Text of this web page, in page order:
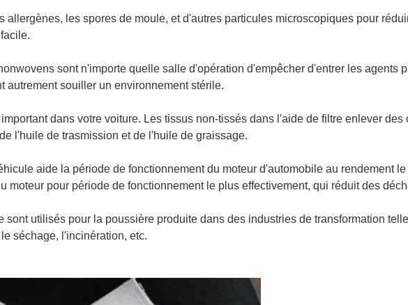
allergènes, les spores de moule, et d'autres particules microscopiques pour
sont n'importe quelle salle d'opération d'empêcher d'entrer les agents
autrement souiller un environnement stérile.
dans votre voiture. Les tissus non-tissés dans l'aide de filtre enlever des
l'huile de trasmission et de l'huile de graissage.
aide la période de fonctionnement du moteur d'automobile au rendement
moteur pour période de fonctionnement le plus effectivement, qui réduit des
sont utilisés pour la poussière produite dans des industries de transformation
séchage, l'incinération, etc.